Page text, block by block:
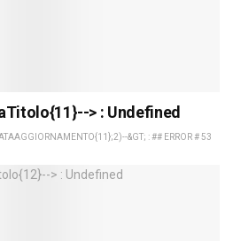
> : Undefined
&GT; : ## ERROR # 53